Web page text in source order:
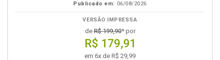
Publicado em: 06/08/2026
VERSÃO IMPRESSA
deR$ 199,90* por
R$ 179,91
em 6x de R$ 29,99